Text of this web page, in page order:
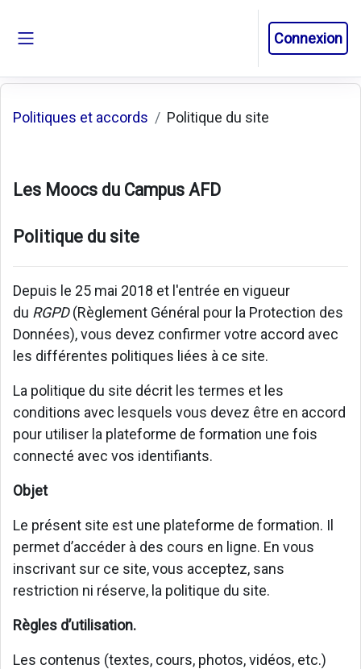
Connexion
Politiques et accords Politique du site
Les Moocs du Campus AFD
Politique du site
Depuis le 25 mai 2018 et l'entrée en vigueur
du RGPD(Règlement Général pour la Protection des
Données), vous devez confirmer votre accord avec
les différentes politiques liées à ce site.
La politique du site décrit les termes et les
conditions avec lesquels vous devez être en accord
pour utiliser la plateforme de formation une fois
connecté avec vos identifiants.
Objet
Le présent site est une plateforme de formation. Il
permet d’accéder à des cours en ligne. En vous
inscrivant sur ce site, vous acceptez, sans
restriction ni réserve, la politique du site.
Règles d’utilisation.
Les contenus (textes, cours, photos, vidéos, etc.)